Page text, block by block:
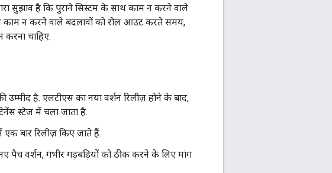
सुझाव है कि पुराने सिस्टम के साथ काम न करने वाले
काम न करने वाले बदलावों को रोल आउट करते समय,
करना चाहिए.
है. एलटीएस का नया वर्शन रिलीज़ होने के बाद,
स्टेज में चला जाता है.
एक बार रिलीज़ किए जाते हैं.
पैच वर्शन, गंभीर गड़बड़ियों को ठीक करने के लिए मांग